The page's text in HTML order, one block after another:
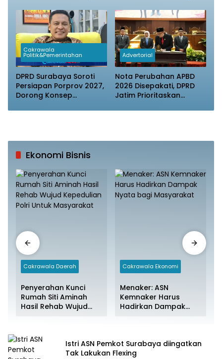
Percepat Jaringan
hingga Kampung
Pejabat Daerah
Cakrawala
Politik&Pemerintahan
DPRD Surabaya Soroti
Persiapan Porprov 2027,
Dorong Konsep
Advertorial
Nota Perubahan APBD
2026 Disepakati, DPRD
Jatim Prioritaskan
Ekonomi Bisnis
Cakrawala Daerah
Penyerahan Kunci
Rumah Siti Aminah
Hasil Rehab Wujud
Cakrawala Ekonomi
Menaker: ASN
Kemnaker Harus
Hadirkan Dampak
Istri ASN Pemkot Surabaya diingatkan
Tak Lakukan Flexing